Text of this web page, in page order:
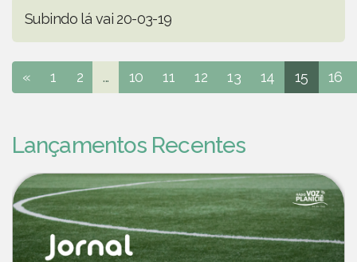
Subindo lá vai 20-03-19
« 1 2 ... 10 11 12 13 14 15 16
Lançamentos Recentes